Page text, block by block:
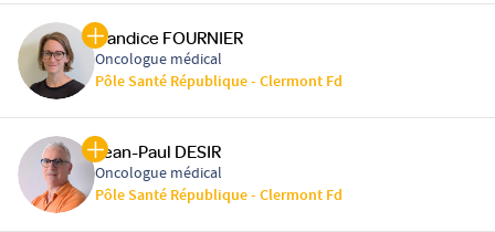
Candice FOURNIER
Oncologue médical
Pôle Santé République - Clermont Fd
Jean-Paul DESIR
Oncologue médical
Pôle Santé République - Clermont Fd